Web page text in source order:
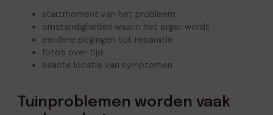
startmoment van het probleem
omstandigheden waarin het erger wordt
eerdere pogingen tot reparatie
foto’s over tijd
exacte locatie van symptomen
Tuinproblemen worden vaak